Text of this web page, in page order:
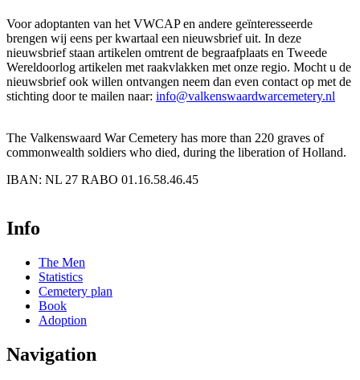
Voor adoptanten van het VWCAP en andere geïnteresseerde
brengen wij eens per kwartaal een nieuwsbrief uit. In deze
nieuwsbrief staan artikelen omtrent de begraafplaats en Tweede
Wereldoorlog artikelen met raakvlakken met onze regio. Mocht u de
nieuwsbrief ook willen ontvangen neem dan even contact op met de
stichting door te mailen naar: info@valkenswaardwarcemetery.nl
The Valkenswaard War Cemetery has more than 220 graves of
commonwealth soldiers who died, during the liberation of Holland.
IBAN: NL 27 RABO 01.16.58.46.45
Info
The Men
Statistics
Cemetery plan
Book
Adoption
Navigation